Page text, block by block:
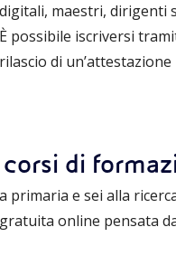
digitali, maestri, dirigenti
È possibile iscriversi
rilascio di
corsi di
primaria e sei alla
online pensata